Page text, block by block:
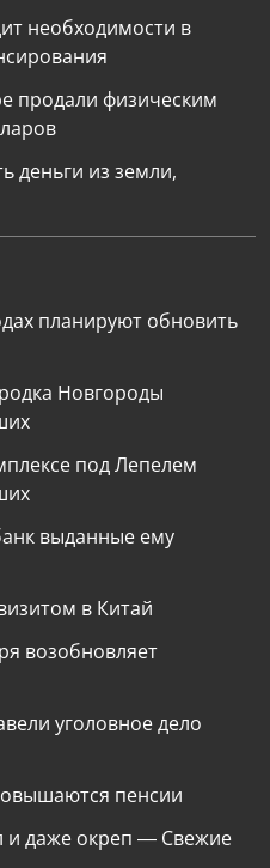
необходимости в
продали физическим
деньги из земли,
планируют обновить
Новгороды
под Лепелем
выданные ему
в Китай
возобновляет
уголовное дело
пенсии
и даже окреп — Свежие